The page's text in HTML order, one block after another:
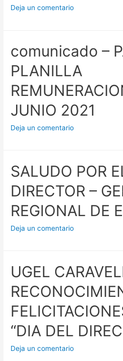
Deja un comentario
comunicado –
PLANILLA
JUNIO 2021
Deja un comentario
SALUDO POR
DIRECTOR –
REGIONAL DE
Deja un comentario
UGEL
“DIA DEL
Deja un comentario